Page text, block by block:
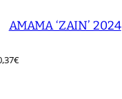
AMAMA ‘ZAIN’ 2024
€